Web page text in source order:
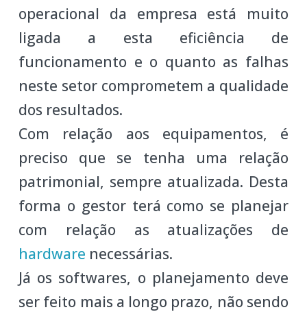
operacional da empresa está muito
ligada a esta eficiência de
funcionamento e o quanto as falhas
neste setor comprometem a qualidade
dos resultados.
Com relação aos equipamentos, é
preciso que se tenha uma relação
patrimonial, sempre atualizada. Desta
forma o gestor terá como se planejar
com relação as atualizações de
hardware necessárias.
Já os softwares, o planejamento deve
ser feito mais a longo prazo, não sendo